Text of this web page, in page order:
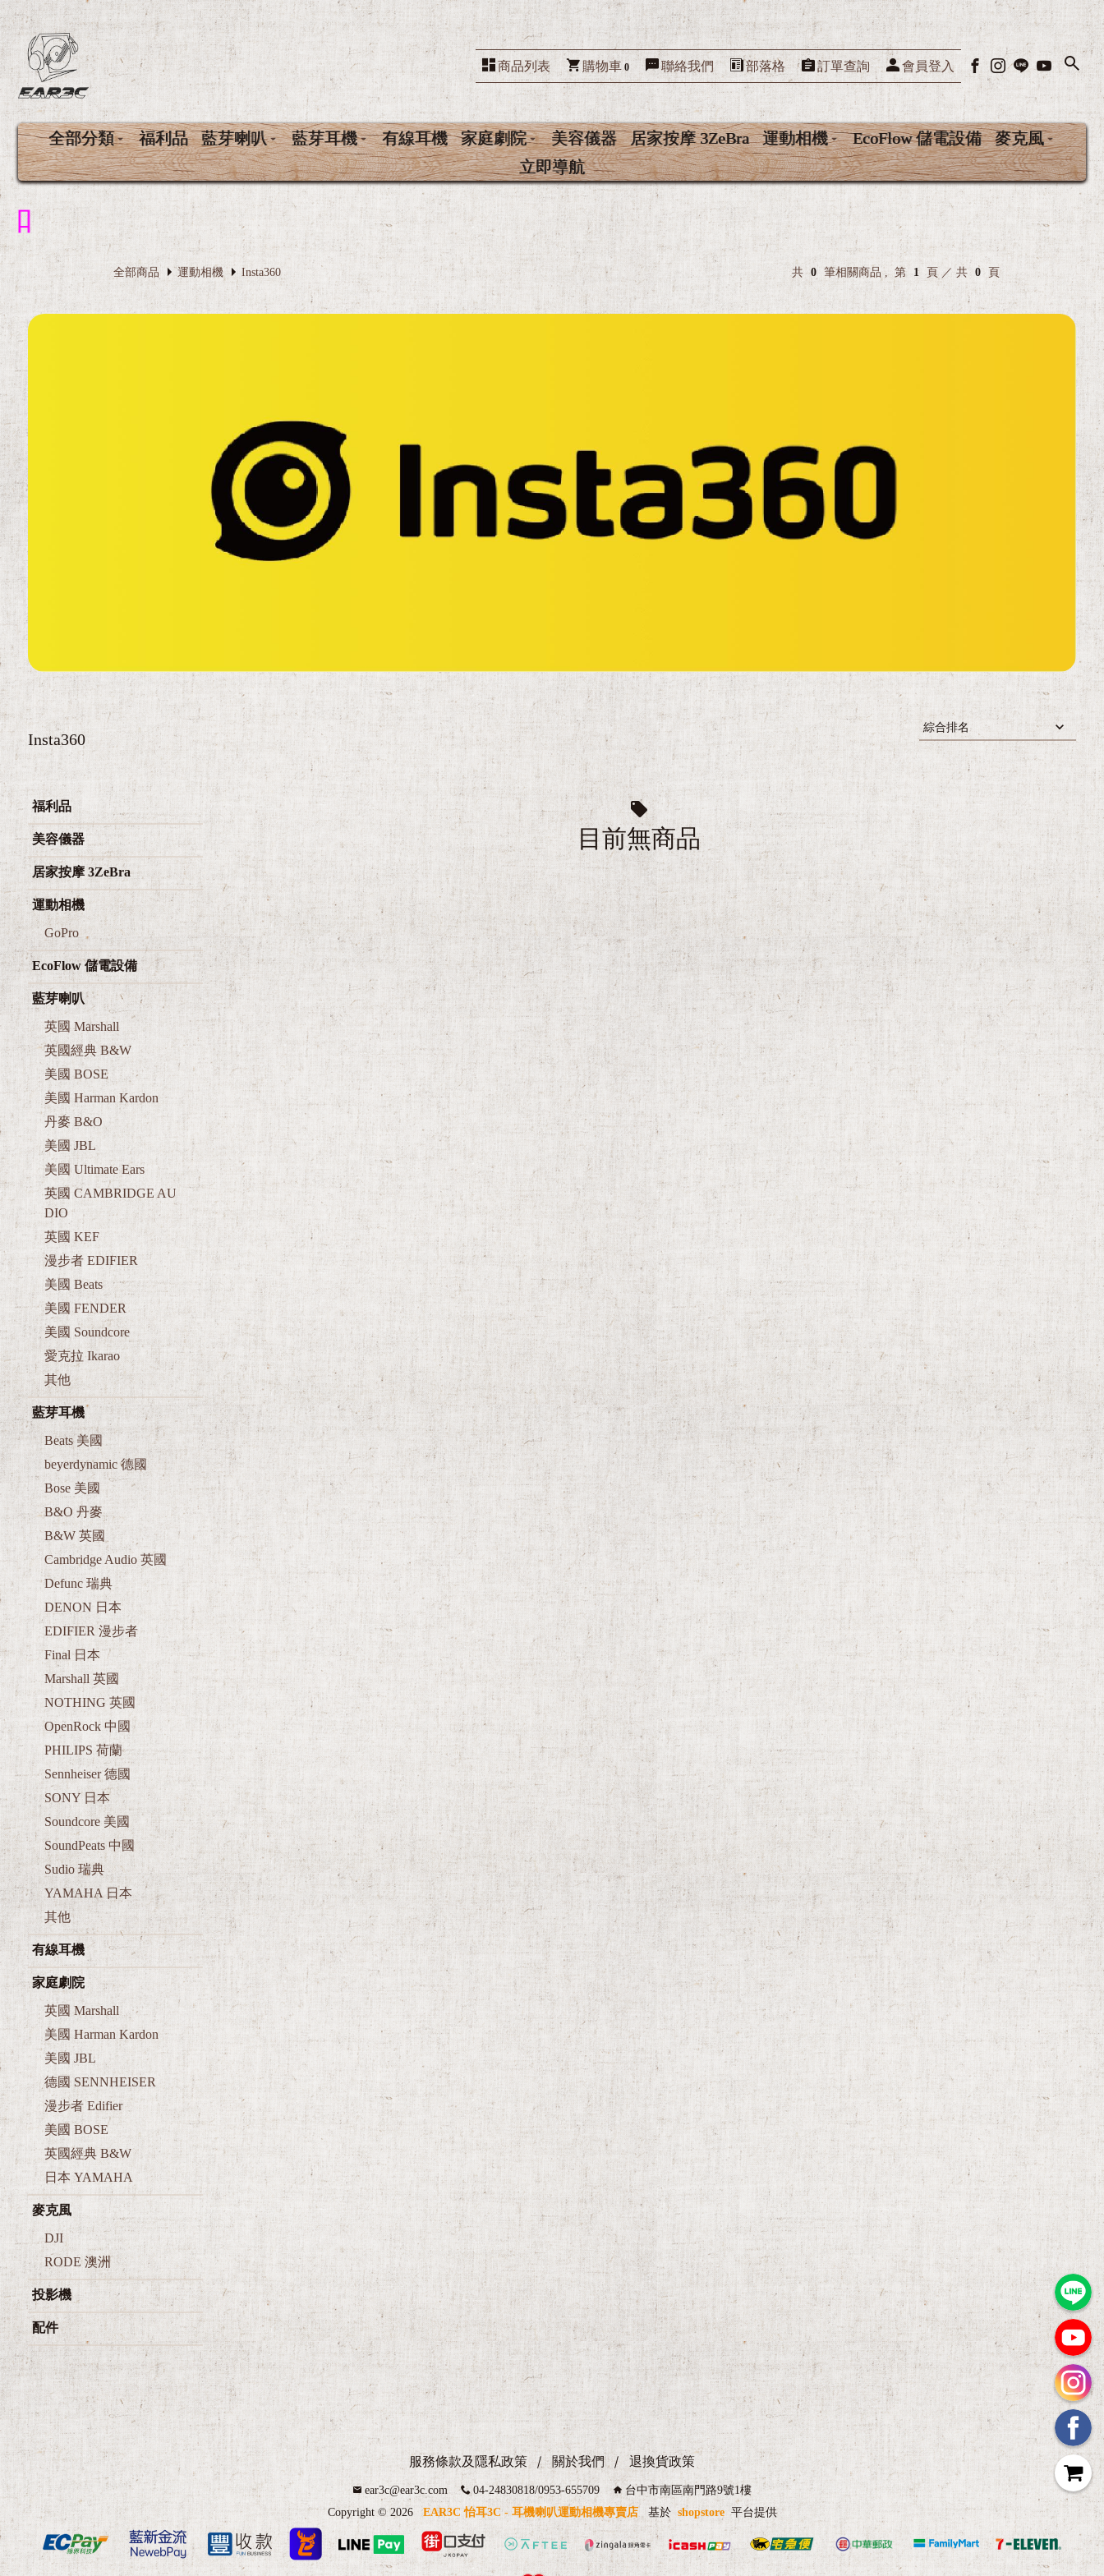
商品列表 購物車 0 聯絡我們 部落格 訂單查詢 會員登入
全部分類 福利品 藍芽喇叭 藍芽耳機 有線耳機 家庭劇院 美容儀器 居家按摩 3ZeBra 運動相機 EcoFlow 儲電設備
麥克風
立即導航
近
全部商品 Insta360 共 0 筆相關商品 , 第 頁 ／ 共 頁
Insta360
福利品
美容儀器
居家按摩 3ZeBra
運動相機
GoPro
EcoFlow 儲電設備
藍芽喇叭
英國 Marshall
英國經典 B&W
美國 BOSE
美國 Harman Kardon
丹麥 B&O
美國 JBL
美國 Ultimate Ears
英國 CAMBRIDGE AU
DIO
英國 KEF
漫步者 EDIFIER
美國 Beats
美國 FENDER
美國 Soundcore
愛克拉 Ikarao
其他
藍芽耳機
Beats 美國
beyerdynamic 德國
Bose 美國
B&O 丹麥
B&W 英國
Cambridge Audio 英國
Defunc 瑞典
DENON 日本
EDIFIER 漫步者
Final 日本
Marshall 英國
NOTHING 英國
OpenRock 中國
PHILIPS 荷蘭
Sennheiser 德國
SONY 日本
Soundcore 美國
SoundPeats 中國
Sudio 瑞典
YAMAHA 日本
其他
有線耳機
家庭劇院
英國 Marshall
美國 Harman Kardon
美國 JBL
德國 SENNHEISER
漫步者 Edifier
美國 BOSE
英國經典 B&W
日本 YAMAHA
麥克風
DJI
RODE 澳洲
投影機
配件
目前無商品
服務條款及隱私政策 關於我們 退換貨政策
ear3c@ear3c.com 04-24830818/0953-655709
台中市南區南門路9號1樓
Copyright ©2026 EAR3C 怡耳3C - 耳機喇叭運動相機專賣店 基於 shopstore 平台提供